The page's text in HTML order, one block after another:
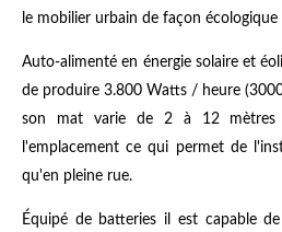
le mobilier urbain de façon écologique
Auto-alimenté en énergie solaire et
de produire 3.800 Watts / heure
son mat varie de 2 à 12
l'emplacement ce qui permet de
qu'en pleine rue.
Équipé de batteries il est capable